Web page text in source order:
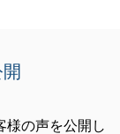
様の声を公開し